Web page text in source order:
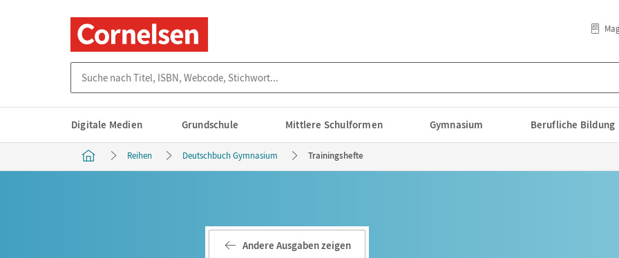
Digitale Medien Grundschule Mittlere Schulformen Gymnasium Berufliche Bildung
Reihen Deutschbuch Gymnasium Trainingshefte
Andere Ausgaben zeigen